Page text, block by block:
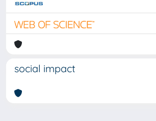
social impact